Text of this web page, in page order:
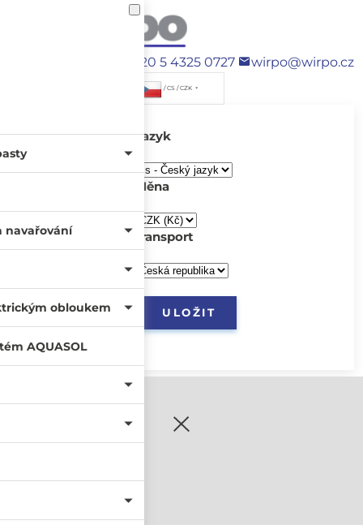
+420 5 4325 0727 wirpo@wirpo.cz
/ CS / CZK
Jazyk
Měna
transport
navařování
obloukem
AQUASOL